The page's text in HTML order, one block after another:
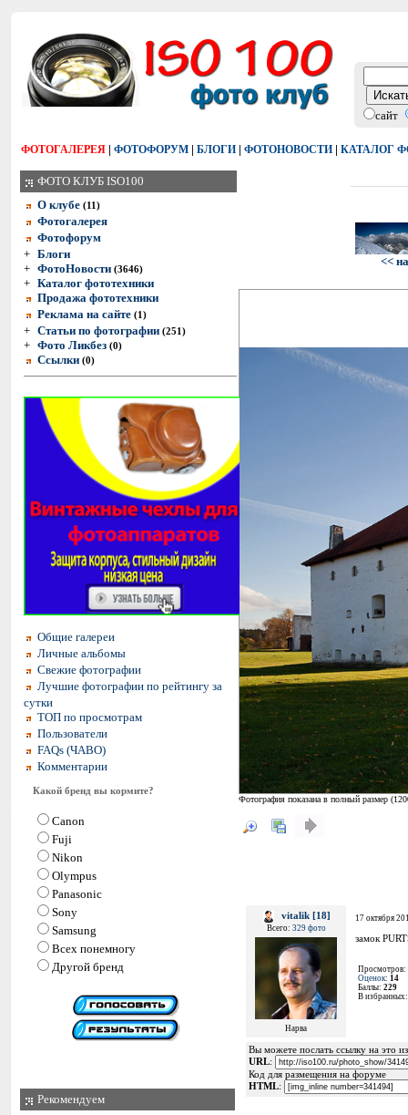
сайт
ФОТОГАЛЕРЕЯ | ФОТОФОРУМ | БЛОГИ | ФОТОНОВОСТИ | КАТАЛОГ
ФОТО КЛУБ ISO100
О клубе (11)
Фотогалерея
Фотофорум
+ Блоги
+ ФотоНовости (3646)
+ Каталог фототехники
Продажа фототехники
Реклама на сайте (1)
+ Статьи по фотографии (251)
+ Фото Ликбез (0)
Ссылки (0)
Общие галереи
Личные альбомы
Свежие фотографии
Лучшие фотографии по рейтингу за
сутки
ТОП по просмотрам
Пользователи
FAQs (ЧАВО)
Комментарии
Какой бренд вы кормите?
Canon
Fuji
Nikon
Olympus
Panasonic
Sony
Samsung
Всех понемногу
Другой бренд
Рекомендуем
<<
Фотография показана в полный размер (
vitalik [18]
Всего: 329 фото
Нарва
17 октября
замок
Просмотров:
Оценок: 14
Баллы: 229
В
Вы можете послать ссылку на это
URL:
Код для размещения на форуме
HTML: